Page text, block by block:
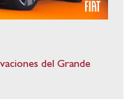
del Grande